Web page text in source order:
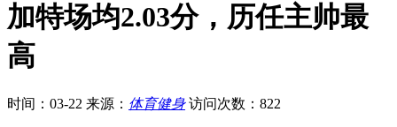
加特场均2.03分，历任主帅最
高
时间：03-22 来源： 体育健身 访问次数：822